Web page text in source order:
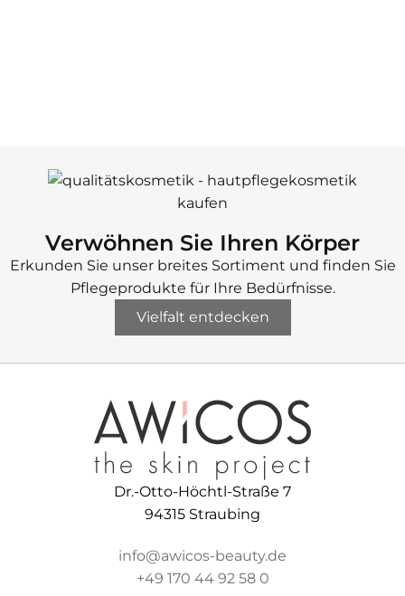
Verwöhnen Sie Ihren Körper
Erkunden Sie unser breites Sortiment und finden Sie
Pflegeprodukte für Ihre Bedürfnisse.
Vielfalt entdecken
Dr.-Otto-Höchtl-Straße 7
94315 Straubing
info@awicos-beauty.de
+49 170 44 92 58 0